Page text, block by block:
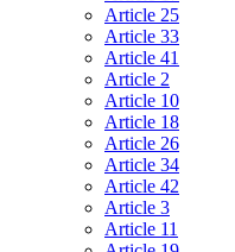
Article 25
Article 33
Article 41
Article 2
Article 10
Article 18
Article 26
Article 34
Article 42
Article 3
Article 11